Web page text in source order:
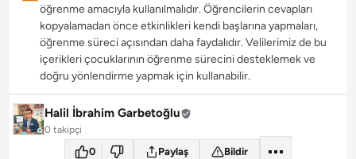
öğrenme amacıyla kullanılmalıdır. Öğrencilerin cevapları
kopyalamadan önce etkinlikleri kendi başlarına yapmaları,
öğrenme süreci açısından daha faydalıdır. Velilerimiz de bu
içerikleri çocuklarının öğrenme sürecini desteklemek ve
doğru yönlendirme yapmak için kullanabilir.
Halil İbrahim Garbetoğlu
0 takipçi
0 Paylaş Bildir